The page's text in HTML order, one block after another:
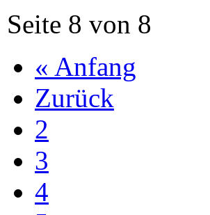
Seite 8 von 8
« Anfang
Zurück
2
3
4